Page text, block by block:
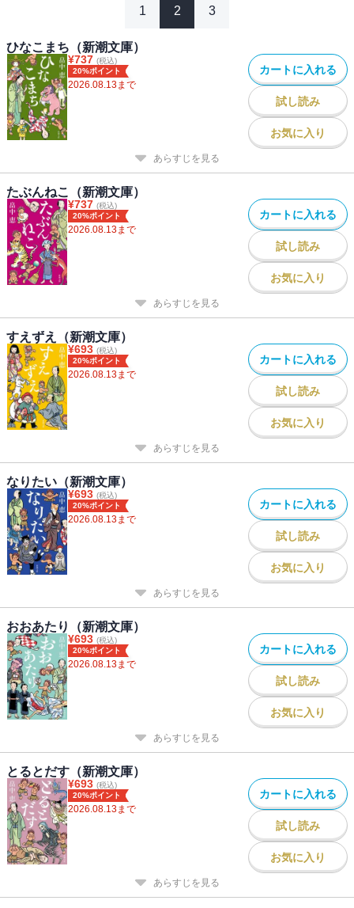
1 2 3
ひなこまち（新潮文庫）
¥737 (税込)
20%ポイント
2026.08.13まで
カートに入れる
試し読み
お気に入り
あらすじを見る
たぶんねこ（新潮文庫）
¥737 (税込)
20%ポイント
2026.08.13まで
カートに入れる
試し読み
お気に入り
あらすじを見る
すえずえ（新潮文庫）
¥693 (税込)
20%ポイント
2026.08.13まで
カートに入れる
試し読み
お気に入り
あらすじを見る
なりたい（新潮文庫）
¥693 (税込)
20%ポイント
2026.08.13まで
カートに入れる
試し読み
お気に入り
あらすじを見る
おおあたり（新潮文庫）
¥693 (税込)
20%ポイント
2026.08.13まで
カートに入れる
試し読み
お気に入り
あらすじを見る
とるとだす（新潮文庫）
¥693 (税込)
20%ポイント
2026.08.13まで
カートに入れる
試し読み
お気に入り
あらすじを見る